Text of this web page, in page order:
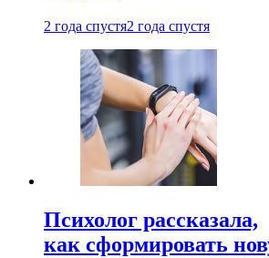
2 года спустя2 года спустя
Психолог рассказала,
как сформировать